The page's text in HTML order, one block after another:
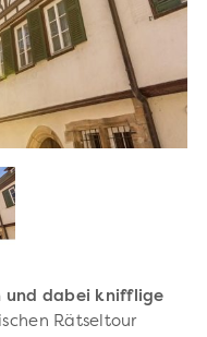
und dabei knifflige
Rätseltour